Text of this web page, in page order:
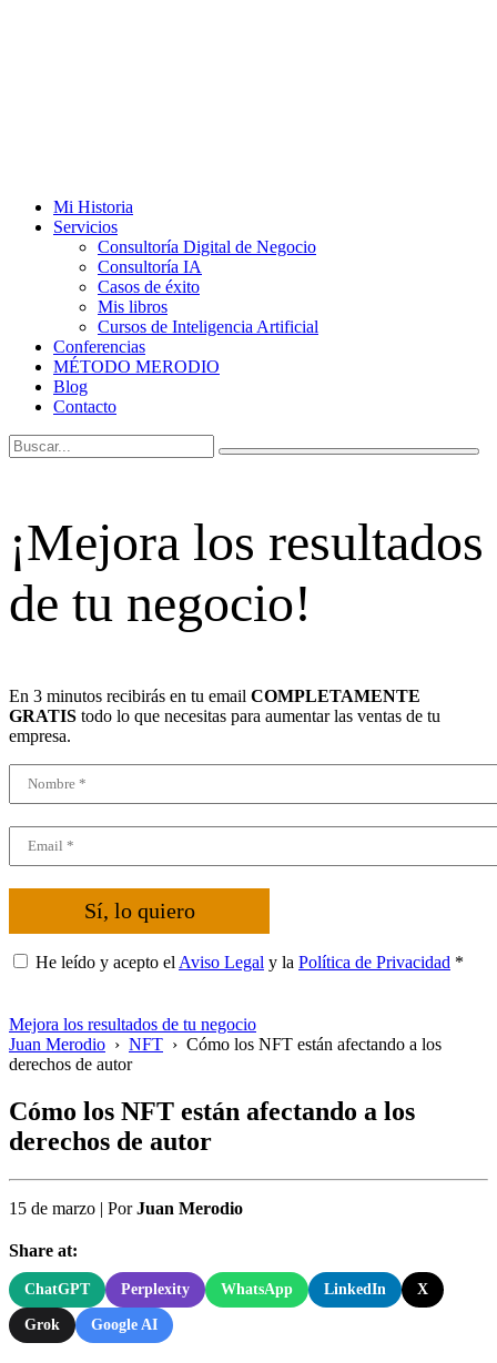
Mi Historia
Servicios
Consultoría Digital de Negocio
Consultoría IA
Casos de éxito
Mis libros
Cursos de Inteligencia Artificial
Conferencias
MÉTODO MERODIO
Blog
Contacto
¡Mejora los resultados
de tu negocio!
En 3 minutos recibirás en tu email COMPLETAMENTE
GRATIS todo lo que necesitas para aumentar las ventas de tu
empresa.
Sí, lo quiero
He leído y acepto el Aviso Legal y la Política de Privacidad *
Mejora los resultados de tu negocio
Juan Merodio › NFT › Cómo los NFT están afectando a los
derechos de autor
Cómo los NFT están afectando a los
derechos de autor
15 de marzo | PorJuan Merodio
Share at:
ChatGPT Perplexity WhatsApp LinkedIn X
Grok Google AI